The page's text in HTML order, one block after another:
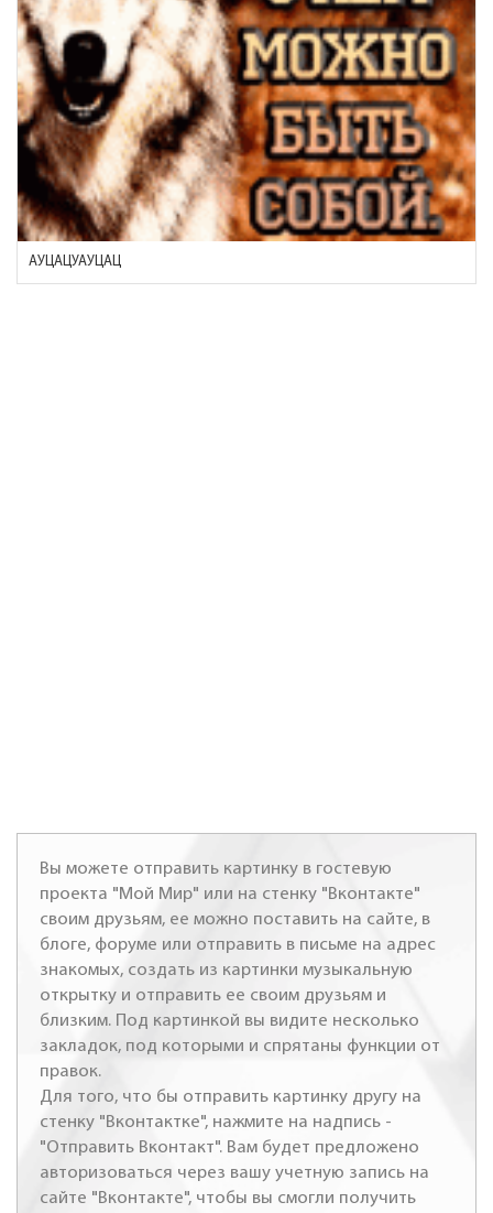
АУЦАЦУАУЦАЦ
Вы можете отправить картинку в гостевую
проекта "Мой Мир" или на стенку "Вконтакте"
своим друзьям, ее можно поставить на сайте, в
блоге, форуме или отправить в письме на адрес
знакомых, создать из картинки музыкальную
открытку и отправить ее своим друзьям и
близким. Под картинкой вы видите несколько
закладок, под которыми и спрятаны функции от
правок.
Для того, что бы отправить картинку другу на
стенку "Вконтактке", нажмите на надпись -
"Отправить Вконтакт". Вам будет предложено
авторизоваться через вашу учетную запись на
сайте "Вконтакте", чтобы вы смогли получить